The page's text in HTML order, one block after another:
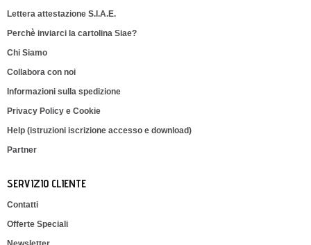
Lettera attestazione S.I.A.E.
Perchè inviarci la cartolina Siae?
Chi Siamo
Collabora con noi
Informazioni sulla spedizione
Privacy Policy e Cookie
Help (istruzioni iscrizione accesso e download)
Partner
SERVIZIO CLIENTE
Contatti
Offerte Speciali